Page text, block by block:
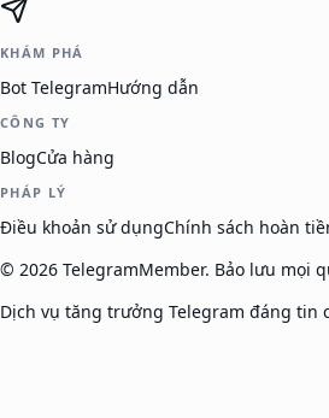
KHÁM PHÁ
Bot TelegramHướng dẫn
CÔNG TY
BlogCửa hàng
PHÁP LÝ
Điều khoản sử dụngChính sách hoàn
© 2026 TelegramMember. Bảo lưu mọi
Dịch vụ tăng trưởng Telegram đáng tin